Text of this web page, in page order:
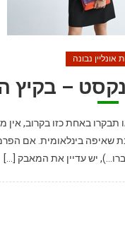
אונליין נבונה
– בקיץ
באחת כזו בקרוב,
שאיפה בינלאומית. אם
יש עדיין את המאבק […]